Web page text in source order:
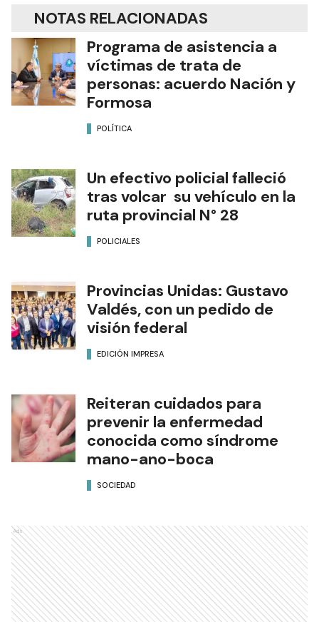
NOTAS RELACIONADAS
Programa de asistencia a
víctimas de trata de
personas: acuerdo Nación y
Formosa
POLÍTICA
Un efectivo policial falleció
tras volcar su vehículo en la
ruta provincial N° 28
POLICIALES
Provincias Unidas: Gustavo
Valdés, con un pedido de
visión federal
EDICIÓN IMPRESA
Reiteran cuidados para
prevenir la enfermedad
conocida como síndrome
mano-ano-boca
SOCIEDAD
Ads